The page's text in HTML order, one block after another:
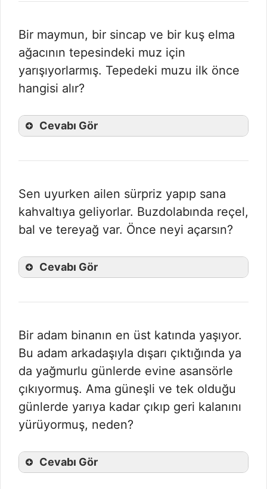
Bir maymun, bir sincap ve bir kuş elma
ağacının tepesindeki muz için
yarışıyorlarmış. Tepedeki muzu ilk önce
hangisi alır?
Cevabı Gör
Sen uyurken ailen sürpriz yapıp sana
kahvaltıya geliyorlar. Buzdolabında reçel,
bal ve tereyağ var. Önce neyi açarsın?
Cevabı Gör
Bir adam binanın en üst katında yaşıyor.
Bu adam arkadaşıyla dışarı çıktığında ya
da yağmurlu günlerde evine asansörle
çıkıyormuş. Ama güneşli ve tek olduğu
günlerde yarıya kadar çıkıp geri kalanını
yürüyormuş, neden?
Cevabı Gör